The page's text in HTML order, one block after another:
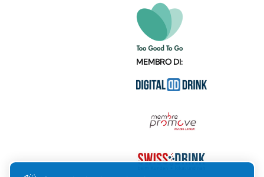
MEMBRO DI: